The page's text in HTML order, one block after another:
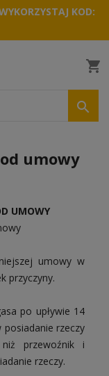
KOD:
shopping_cart

umowy
UMOWY
umowy w
przyczyny.
po upływie 14
rzeczy
przewoźnik i
rzeczy.